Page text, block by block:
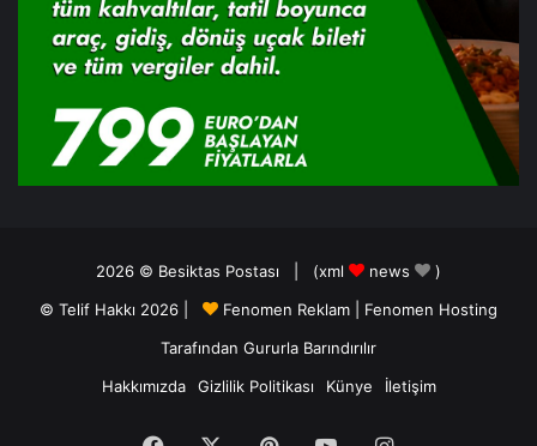
2026 © Besiktas Postası | (xml news
)
© Telif Hakkı 2026 |
Fenomen Reklam
Fenomen Hosting
Tarafından Gururla Barındırılır
Hakkımızda
Gizlilik Politikası Künye İletişim